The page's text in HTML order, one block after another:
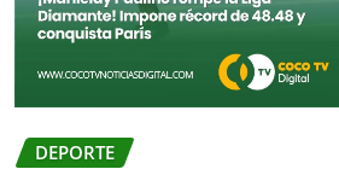
DEPORTE